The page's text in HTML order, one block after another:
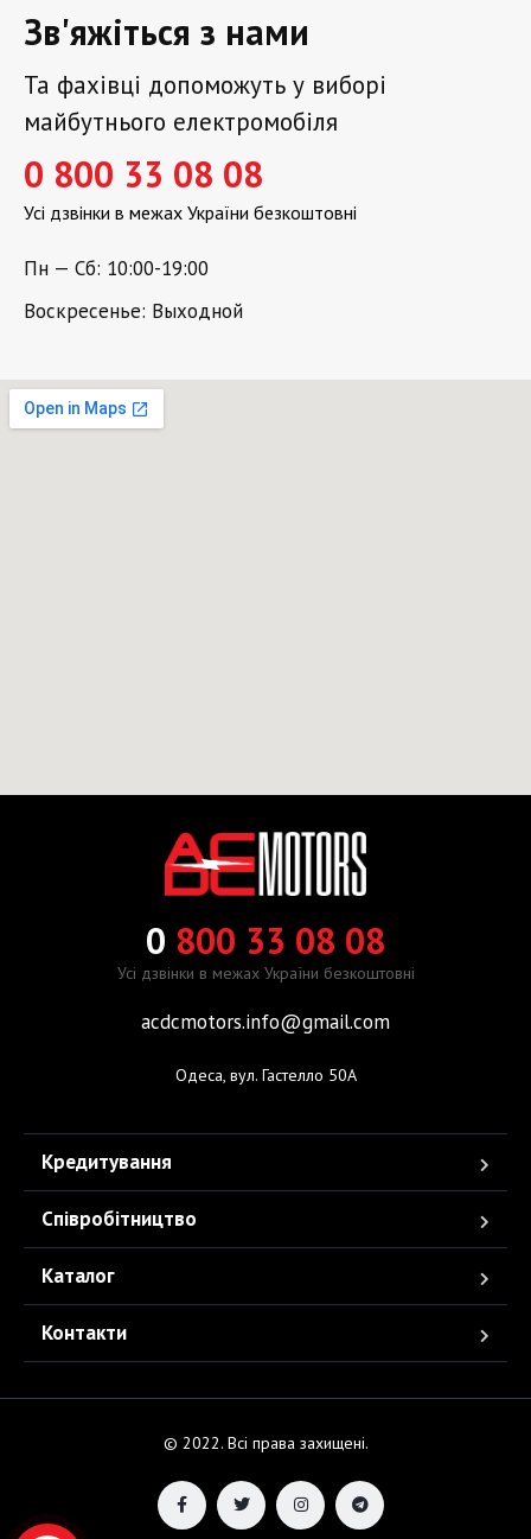
Зв'яжіться з нами
Та фахівці допоможуть у виборі
майбутнього електромобіля
0 800 33 08 08
Усі дзвінки в межах України безкоштовні
Пн — Сб: 10:00-19:00
Воскресенье: Выходной
0 800 33 08 08
Усі дзвінки в межах України безкоштовні
acdcmotors.info@gmail.com
Одеса, вул. Гастелло 50А
Кредитування
Співробітництво
Каталог
Контакти
© 2022. Всі права захищені.